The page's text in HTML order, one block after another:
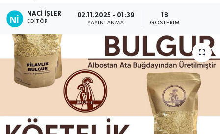
NACI İŞLER
EDITÖR
02.11.2025 - 01:39
YAYINLANMA
18
GÖSTERIM
Haber Arşivi